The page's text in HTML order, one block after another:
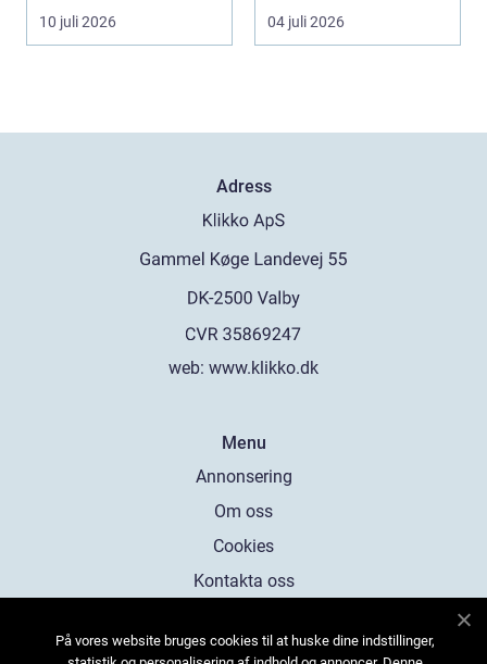
10 juli 2026
provisoris...
04 juli 2026
Adress
web: www.klikko.dk
Menu
Annonsering
Om oss
Cookies
Kontakta oss
På vores website bruges cookies til at huske dine indstillinger,